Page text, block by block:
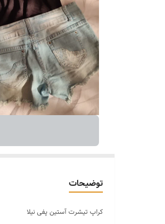
توضیحات
کراپ تیشرت آستین پفی نیلا